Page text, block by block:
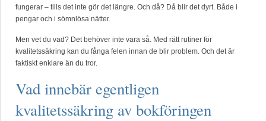
fungerar – tills det inte gör det längre. Och då? Då blir det dyrt. Både i
pengar och i sömnlösa nätter.
Men vet du vad? Det behöver inte vara så. Med rätt rutiner för
kvalitetssäkring kan du fånga felen innan de blir problem. Och det är
faktiskt enklare än du tror.
Vad innebär egentligen
kvalitetssäkring av bokföringen